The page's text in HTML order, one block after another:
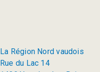
La Région Nord vaudois
Rue du Lac 14